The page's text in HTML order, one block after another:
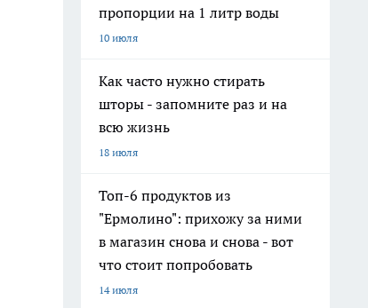
пропорции на 1 литр воды
10 июля
Как часто нужно стирать
шторы - запомните раз и на
всю жизнь
18 июля
Топ-6 продуктов из
"Ермолино": прихожу за ними
в магазин снова и снова - вот
что стоит попробовать
14 июля